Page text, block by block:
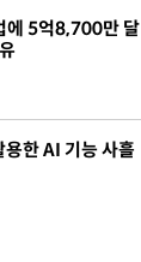
에 5억8,700만 달
용한 AI 기능 사흘